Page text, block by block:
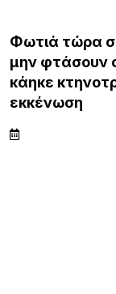
Φωτιά τώρα
μην φτάσουν
κάηκε
εκκένωση